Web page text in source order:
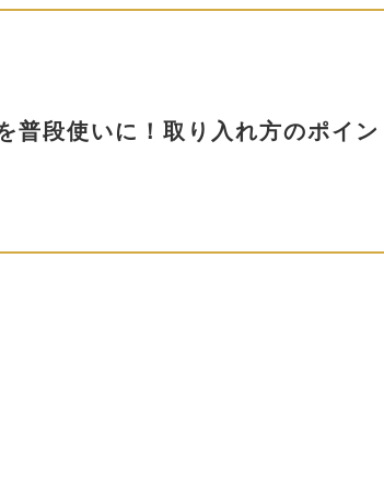
普段使いに！取り入れ方のポイ